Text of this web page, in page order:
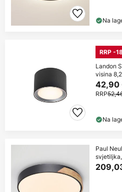
Na
RRP -
Landon
visina
42,90
RRP
Na
Paul